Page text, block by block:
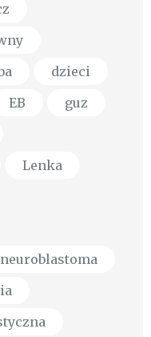
dzieci
EB
guz
Lenka
neuroblastoma